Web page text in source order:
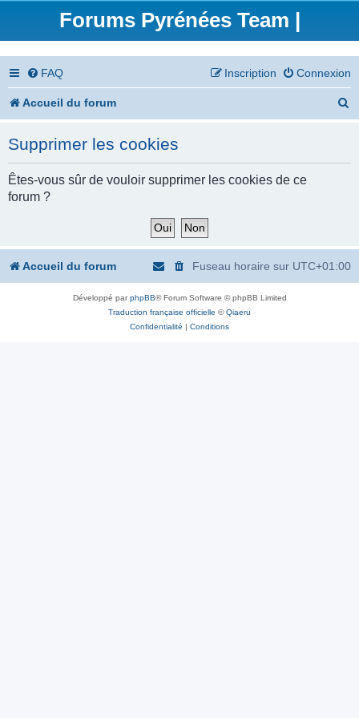
Forums Pyrénées Team |
FAQ Connexion
Inscription
Accueil du forum
c
Supprimer les cookies
Êtes-vous sûr de vouloir supprimer les cookies de ce
forum ?
Accueil du forum Fuseau horaire sur UTC+01:00
Développé parphpBB® Forum Software © phpBB Limited
Traduction française officielle ©Qiaeru
Confidentialité | Conditions